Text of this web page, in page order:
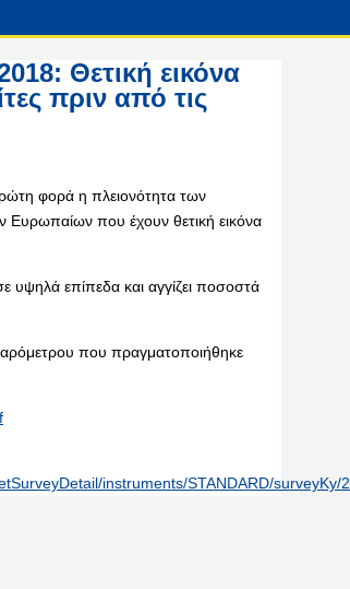
Θετική εικόνα
πριν από τις
φορά η πλειονότητα των
που έχουν θετική εικόνα
υψηλά επίπεδα και αγγίζει ποσοστά
που πραγματοποιήθηκε
instruments/STANDARD/surveyKy/